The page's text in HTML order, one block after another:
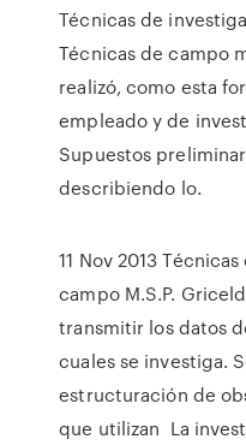
Técnicas de
Técnicas de campo
realizó, como esta
empleado y de
Supuestos
describiendo lo.
11 Nov 2013
campo M.S.P.
transmitir los datos
cuales se investiga.
estructuración de
que utilizan La